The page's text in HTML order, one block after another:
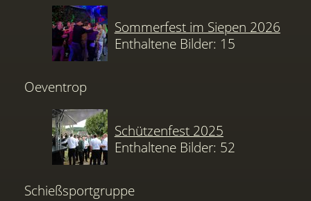
Sommerfest im Siepen 2026
Enthaltene Bilder: 15
Oeventrop
Schützenfest 2025
Enthaltene Bilder: 52
Schießsportgruppe